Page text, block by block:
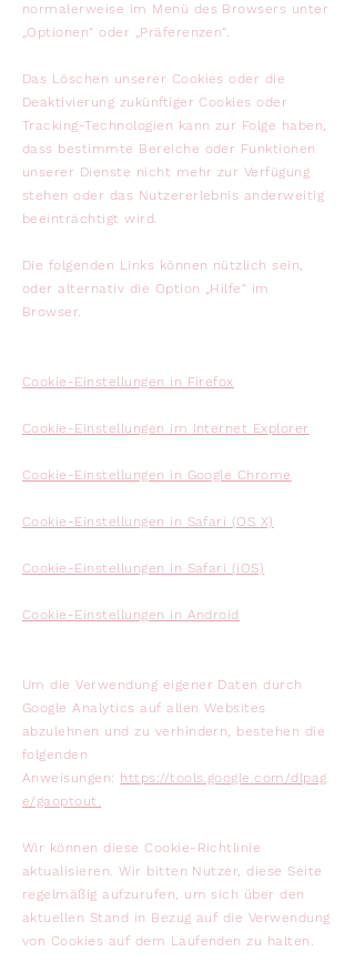
normalerweise im Menü des Browsers unter
„Optionen“ oder „Präferenzen“.
Das Löschen unserer Cookies oder die
Deaktivierung zukünftiger Cookies oder
Tracking-Technologien kann zur Folge haben,
dass bestimmte Bereiche oder Funktionen
unserer Dienste nicht mehr zur Verfügung
stehen oder das Nutzererlebnis anderweitig
beeinträchtigt wird.
Die folgenden Links können nützlich sein,
oder alternativ die Option „Hilfe“ im
Browser.
Cookie-Einstellungen in Firefox
Cookie-Einstellungen im Internet Explorer
Cookie-Einstellungen in Google Chrome
Cookie-Einstellungen in Safari (OS X)
Cookie-Einstellungen in Safari (iOS)
Cookie-Einstellungen in Android
Um die Verwendung eigener Daten durch
Google Analytics auf allen Websites
abzulehnen und zu verhindern, bestehen die
folgenden
Anweisungen: https://tools.google.com/dlpag
e/gaoptout.
Wir können diese Cookie-Richtlinie
aktualisieren. Wir bitten Nutzer, diese Seite
regelmäßig aufzurufen, um sich über den
aktuellen Stand in Bezug auf die Verwendung
von Cookies auf dem Laufenden zu halten.